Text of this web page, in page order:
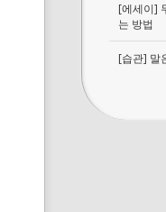
[에세이]
는 방법
[습관] 말